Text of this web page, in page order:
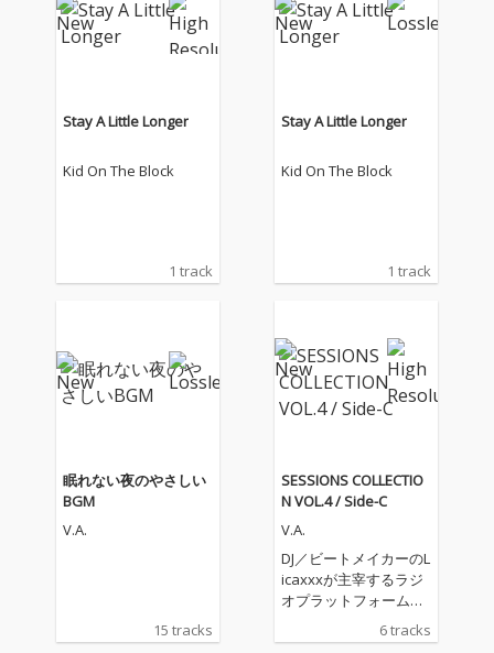
Stay A Little Longer
Kid On The Block
1 track
Stay A Little Longer
Kid On The Block
1 track
眠れない夜のやさしい
BGM
V.A.
15 tracks
SESSIONS COLLECTIO
N VOL.4 / Side-C
V.A.
DJ／ビートメイカーのL
icaxxxが主宰するラジ
オプラットフォーム
「Tokyo Community R
adio」の育成プログラ
6 tracks